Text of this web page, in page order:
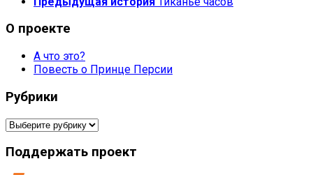
О проекте
А что это?
Повесть о Принце Персии
Рубрики
Рубрики
Поддержать проект